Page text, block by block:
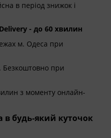
в період знижок і
- до 60 хвилин
м. Одеса при
Безкоштовно при
з моменту онлайн-
в будь-який куточок